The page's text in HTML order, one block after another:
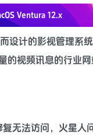
Ventura 12.x
设计的影视管理系
视频讯息的行业网
无法访问，火星人问